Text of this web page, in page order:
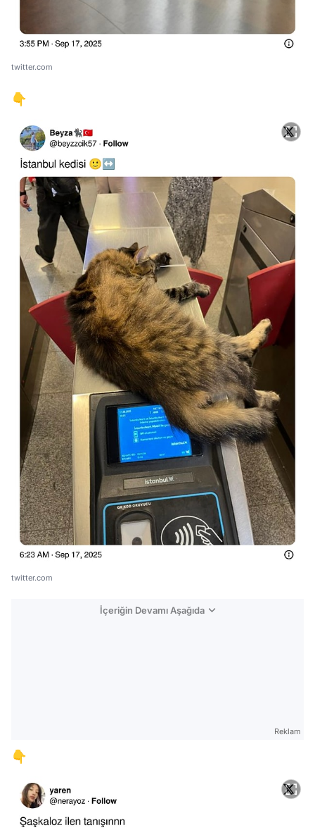
twitter.com
👇
twitter.com
İçeriğin Devamı Aşağıda
Reklam
👇